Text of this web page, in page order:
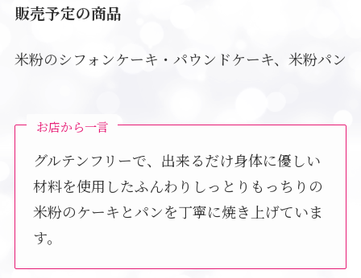
販売予定の商品
米粉のシフォンケーキ・パウンドケーキ、米粉パン
お店から一言
グルテンフリーで、出来るだけ身体に優しい
材料を使用したふんわりしっとりもっちりの
米粉のケーキとパンを丁寧に焼き上げていま
す。